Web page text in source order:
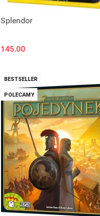
Splendor
145.00
BESTSELLER
POLECAMY